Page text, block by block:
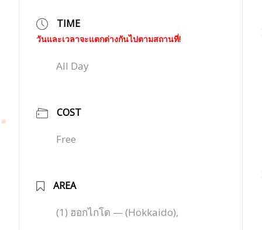
TIME
วันและเวลาจะแตกต่างกันไปตามสถานที่!
All Day
COST
Free
AREA
(1) ฮอกไกโด — (Hokkaido),